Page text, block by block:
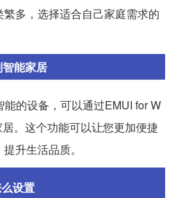
多，选择适合自己家庭需求的
能家居
的设备，可以通过EMUI for W
。这个功能可以让您更加便捷
升生活品质。
设置